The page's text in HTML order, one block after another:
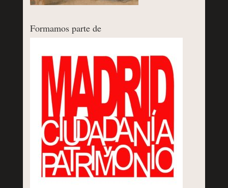
Formamos parte de